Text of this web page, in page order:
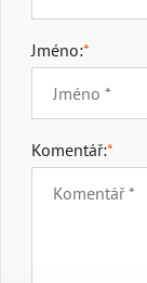
Jméno:*
Komentář:*